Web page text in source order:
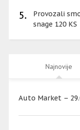
5.
Provozali
snage 120 KS
Najnovije
Auto Market –